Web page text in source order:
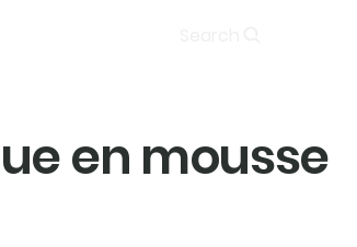
en mousse